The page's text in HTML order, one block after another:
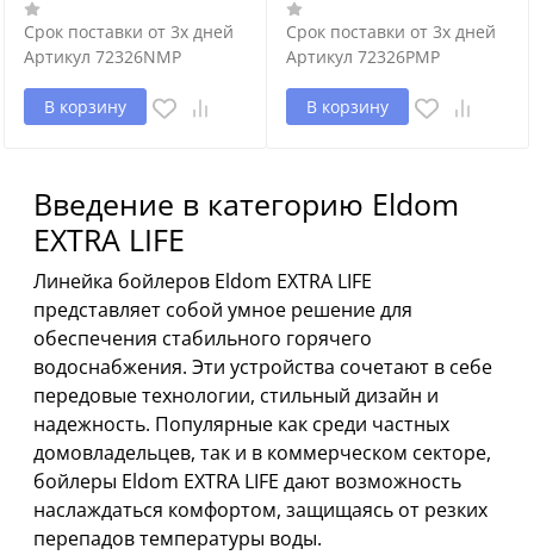
Срок поставки от 3х дней
Артикул 72326NMP
В корзину
Срок поставки от 3х дней
Артикул 72326PMP
В корзину
Введение в категорию Eldom
EXTRA LIFE
Линейка бойлеров Eldom EXTRA LIFE
представляет собой умное решение для
обеспечения стабильного горячего
водоснабжения. Эти устройства сочетают в себе
передовые технологии, стильный дизайн и
надежность. Популярные как среди частных
домовладельцев, так и в коммерческом секторе,
бойлеры Eldom EXTRA LIFE дают возможность
наслаждаться комфортом, защищаясь от резких
перепадов температуры воды.